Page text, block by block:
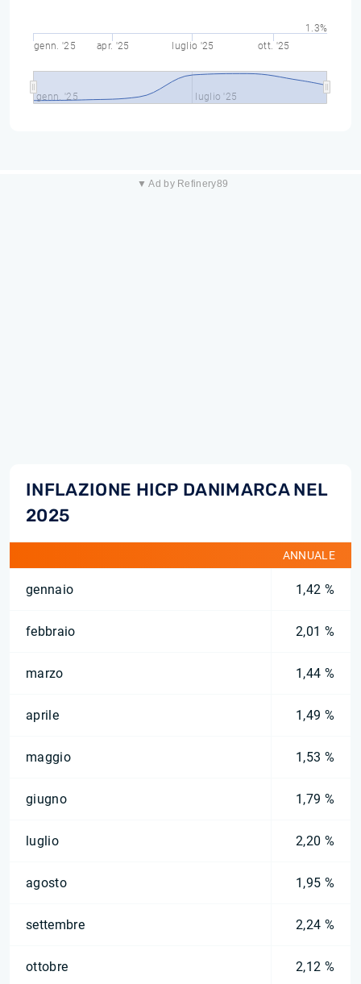
genn. '25 apr. '25 luglio '25 ott. '25
genn. '25 luglio '25
1.3%
▼ Ad by Refinery89
INFLAZIONE HICP DANIMARCA NEL
2025
ANNUALE
gennaio 1,42 %
febbraio 2,01 %
marzo 1,44 %
aprile 1,49 %
maggio 1,53 %
giugno 1,79 %
luglio 2,20 %
agosto 1,95 %
settembre 2,24 %
ottobre 2,12 %